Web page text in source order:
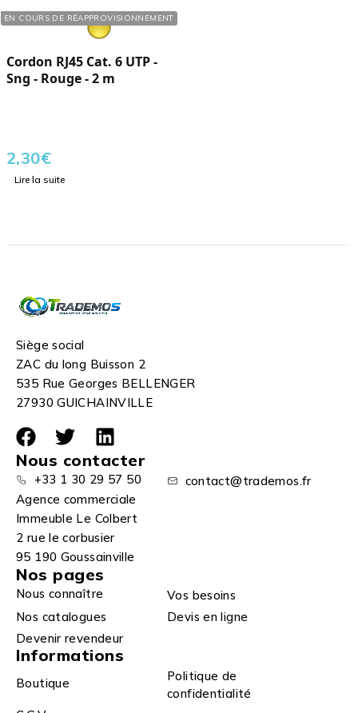
EN COURS DE RÉAPPROVISIONNEMENT
Réf. : 121023
Cordon RJ45 Cat. 6 UTP -
Sng - Rouge - 2 m
2,30€
Lire la suite
Siège social
ZAC du long Buisson 2
535 Rue Georges BELLENGER
27930 GUICHAINVILLE
Nous contacter
+33 1 30 29 57 50
contact@trademos.fr
Agence commerciale
Immeuble Le Colbert
2 rue le corbusier
95 190 Goussainville
Nos pages
Nous connaître
Vos besoins
Nos catalogues
Devis en ligne
Devenir revendeur
Informations
Boutique
Politique de
confidentialité